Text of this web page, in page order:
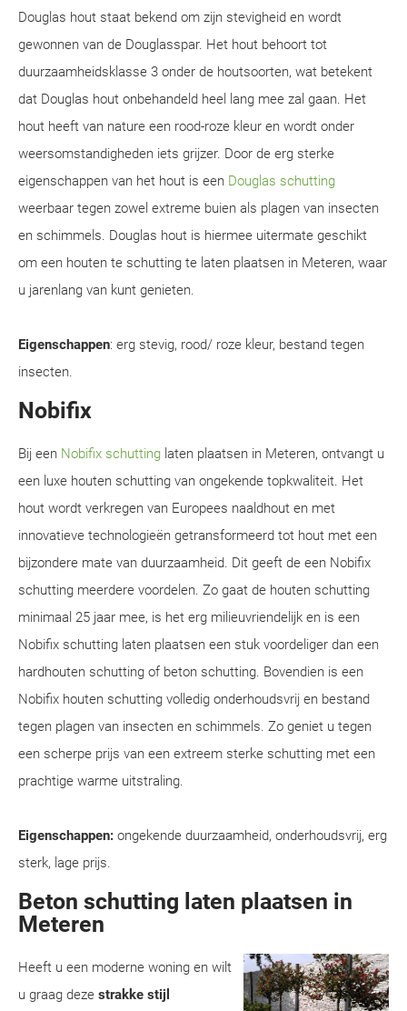
Douglas hout staat bekend om zijn stevigheid en wordt
gewonnen van de Douglasspar. Het hout behoort tot
duurzaamheidsklasse 3 onder de houtsoorten, wat betekent
dat Douglas hout onbehandeld heel lang mee zal gaan. Het
hout heeft van nature een rood-roze kleur en wordt onder
weersomstandigheden iets grijzer. Door de erg sterke
eigenschappen van het hout is een Douglas schutting
weerbaar tegen zowel extreme buien als plagen van insecten
en schimmels. Douglas hout is hiermee uitermate geschikt
om een houten te schutting te laten plaatsen in Meteren, waar
u jarenlang van kunt genieten.
Eigenschappen: erg stevig, rood/ roze kleur, bestand tegen
insecten.
Nobifix
Bij een Nobifix schutting laten plaatsen in Meteren, ontvangt u
een luxe houten schutting van ongekende topkwaliteit. Het
hout wordt verkregen van Europees naaldhout en met
innovatieve technologieën getransformeerd tot hout met een
bijzondere mate van duurzaamheid. Dit geeft de een Nobifix
schutting meerdere voordelen. Zo gaat de houten schutting
minimaal 25 jaar mee, is het erg milieuvriendelijk en is een
Nobifix schutting laten plaatsen een stuk voordeliger dan een
hardhouten schutting of beton schutting. Bovendien is een
Nobifix houten schutting volledig onderhoudsvrij en bestand
tegen plagen van insecten en schimmels. Zo geniet u tegen
een scherpe prijs van een extreem sterke schutting met een
prachtige warme uitstraling.
Eigenschappen: ongekende duurzaamheid, onderhoudsvrij, erg
sterk, lage prijs.
Beton schutting laten plaatsen in
Meteren
Heeft u een moderne woning en wilt
u graag deze strakke stijl